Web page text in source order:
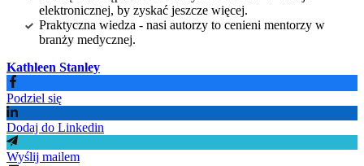
elektronicznej, by zyskać jeszcze więcej.
Praktyczna wiedza - nasi autorzy to cenieni mentorzy w
branży medycznej.
Kathleen Stanley
Podziel się
Dodaj do Linkedin
Wyślij mailem